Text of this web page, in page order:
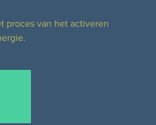
proces van het activeren